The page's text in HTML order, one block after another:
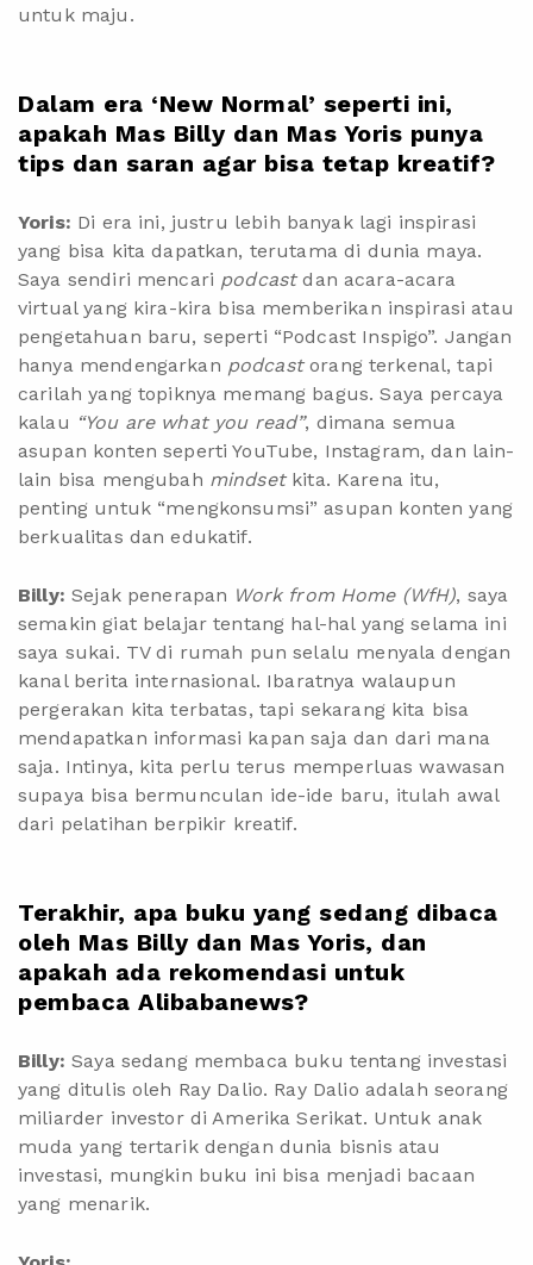
untuk maju.
Dalam era ‘New Normal’ seperti ini,
apakah Mas Billy dan Mas Yoris punya
tips dan saran agar bisa tetap kreatif?
Yoris: Di era ini, justru lebih banyak lagi inspirasi
yang bisa kita dapatkan, terutama di dunia maya.
Saya sendiri mencari podcastdan acara-acara
virtual yang kira-kira bisa memberikan inspirasi atau
pengetahuan baru, seperti “Podcast Inspigo”. Jangan
hanya mendengarkan podcastorang terkenal, tapi
carilah yang topiknya memang bagus. Saya percaya
kalau “You are what you read”, dimana semua
asupan konten seperti YouTube, Instagram, dan lain-
lain bisa mengubah mindset kita. Karena itu,
penting untuk “mengkonsumsi” asupan konten yang
berkualitas dan edukatif.
Billy: Sejak penerapan Work from Home (WfH), saya
semakin giat belajar tentang hal-hal yang selama ini
saya sukai. TV di rumah pun selalu menyala dengan
kanal berita internasional. Ibaratnya walaupun
pergerakan kita terbatas, tapi sekarang kita bisa
mendapatkan informasi kapan saja dan dari mana
saja. Intinya, kita perlu terus memperluas wawasan
supaya bisa bermunculan ide-ide baru, itulah awal
dari pelatihan berpikir kreatif.
Terakhir, apa buku yang sedang dibaca
oleh Mas Billy dan Mas Yoris, dan
apakah ada rekomendasi untuk
pembaca Alibabanews?
Billy: Saya sedang membaca buku tentang investasi
yang ditulis oleh Ray Dalio. Ray Dalio adalah seorang
miliarder investor di Amerika Serikat. Untuk anak
muda yang tertarik dengan dunia bisnis atau
investasi, mungkin buku ini bisa menjadi bacaan
yang menarik.